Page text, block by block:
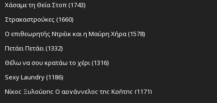
Χάσαμε τη Θεία Στοπ (1743)
Στρακαστρούκες (1660)
Ο επιθεωρητής Ντρέικ και η Μαύρη Χήρα (1578)
Πετάει Πετάει (1332)
Θέλω να σου κρατάω το χέρι (1316)
Sexy Laundry (1186)
Νίκος Ξυλούρης Ο αρχάγγελος της Κρήτης (1171)